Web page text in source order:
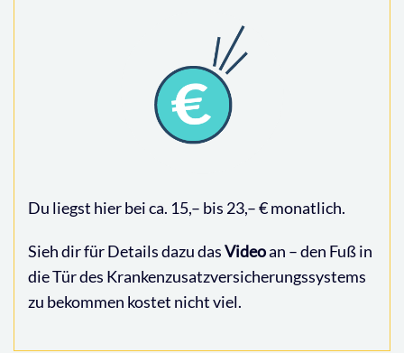
Du liegst hier bei ca. 15,– bis 23,– € monatlich.
Sieh dir für Details dazu dasVideoan – den Fuß in
die Tür des Krankenzusatzversicherungssystems
zu bekommen kostet nicht viel.